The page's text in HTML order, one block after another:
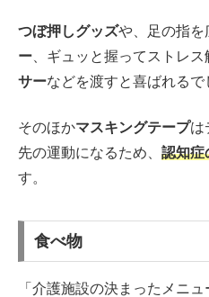
つぼ押しグッズや、足の指を
ー 、ギュッと握ってストレ
サーなどを渡すと喜ばれるで
そのほかマスキングテープは
先の運動になるため、 認知症
す。
食べ物
「介護施設の決まったメニ